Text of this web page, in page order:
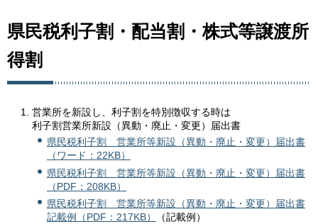
県民税利子割・配当割・株式等譲渡所
得割
営業所を新設し、利子割を特別徴収する時は
利子割営業所新設（異動・廃止・変更）届出書
県民税利子割 営業所等新設（異動・廃止・変更）届出書
（ワード：22KB）
県民税利子割 営業所等新設（異動・廃止・変更）届出書
（PDF：208KB）
県民税利子割 営業所等新設（異動・廃止・変更）届出書
記載例（PDF：217KB）
（記載例）